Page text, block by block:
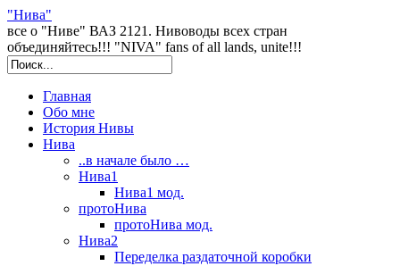
"Нива"
все о "Ниве" ВАЗ 2121. Нивоводы всех стран
объединяйтесь!!! "NIVA" fans of all lands, unite!!!
Главная
Обо мне
История Нивы
Нива
..в начале было …
Нива1
Нива1 мод.
протоНива
протоНива мод.
Нива2
Переделка раздаточной коробки